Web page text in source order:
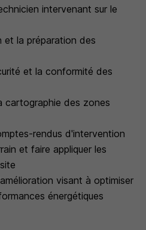
intervenant sur le
et la préparation des
et la conformité des
cartographie des zones
rendus d'intervention
et faire appliquer les
visant à optimiser
énergétiques